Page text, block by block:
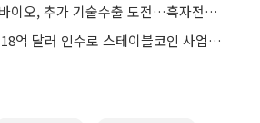
곳간 채운 에이프릴바이오, 추가 기술수출 도전…흑자전환 탄력받나
마스터카드, BVNK 18억 달러 인수로 스테이블코인 사업 본격 확장